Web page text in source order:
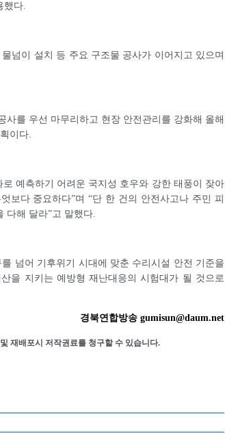
했다.
넘이 설치 등 주요 구조물 공사가 이어지고 있으며
사를 우선 마무리하고 현장 안전관리를 강화해 올해
이다.
예측하기 어려운 국지성 호우와 강한 태풍이 잦아
보다 중요하다”며 “단 한 건의 안전사고나 주민 피
다해 달라”고 말했다.
넘어 기후위기 시대에 맞춘 수리시설 안전 기준을
을 지키는 예방형 재난대응의 시험대가 될 것으로
경북연합방송 gumisun@daum.net
재배포시 저작권료를 청구할 수 있습니다.